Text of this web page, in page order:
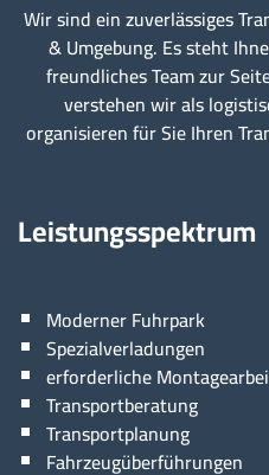
Wir sind ein zuverlässiges
& Umgebung. Es steht
freundliches Team zur
verstehen wir als
organisieren für Sie Ihren
Leistungsspektrum
Moderner Fuhrpark
Spezialverladungen
erforderliche
Transportberatung
Transportplanung
Fahrzeugüberführungen